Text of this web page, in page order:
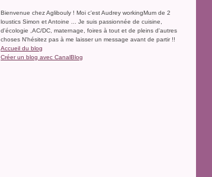
Bienvenue chez Aglibouly ! Moi c'est Audrey workingMum de 2
loustics Simon et Antoine ... Je suis passionnée de cuisine,
d'écologie ,AC/DC, maternage, foires à tout et de pleins d'autres
choses N'hésitez pas à me laisser un message avant de partir !!
Accueil du blog
Créer un blog avec CanalBlog